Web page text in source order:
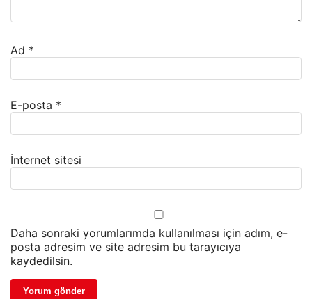
Ad *
E-posta *
İnternet sitesi
Daha sonraki yorumlarımda kullanılması için adım, e-
posta adresim ve site adresim bu tarayıcıya
kaydedilsin.